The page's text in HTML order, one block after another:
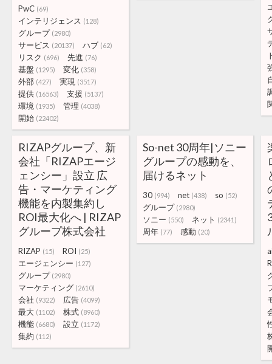
PwC (69)
インテリジェンス (128)
グループ (2980)
サービス (20137) ハブ (62)
リスク (696) 先進 (76)
基盤 (1295) 変化 (358)
外部 (427) 実現 (3517)
提供 (16563) 支援 (5137)
環境 (1935) 管理 (4038)
開始 (22402)
RIZAPグループ、新
会社「RIZAPエージ
ェンシー」設立 広
告・マーケティング
機能を内製集約し
ROI最大化へ | RIZAP
グループ株式会社
RIZAP (15) ROI (25)
エージェンシー (127)
グループ (2980)
マーケティング (2610)
会社 (9322) 広告 (4099)
最大 (1102) 株式 (8960)
機能 (6680) 設立 (1172)
集約 (112)
So-net 30周年|ソニー
グループの感動を、
届けるネット
30 (994) net (438) so (52)
グループ (2980)
ソニー (550) ネット (2341)
周年 (77) 感動 (20)